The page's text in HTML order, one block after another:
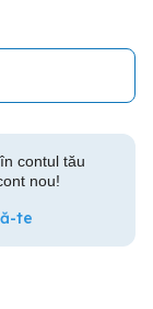
contul tău
nou!
te